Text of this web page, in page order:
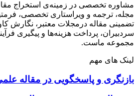
مشاوره تخصصی در زمینه‌ی استخراج مقاله
مجله، ترجمه و ویراستاری تخصصی،
تضمینی مقاله درمجلات معتبر، نگارش
سردبیران، پرداخت هزینه‌ها و پیگیری
مجموعه ماست.
لینک های مهم
بازنگری و پاسخگویی در مقاله